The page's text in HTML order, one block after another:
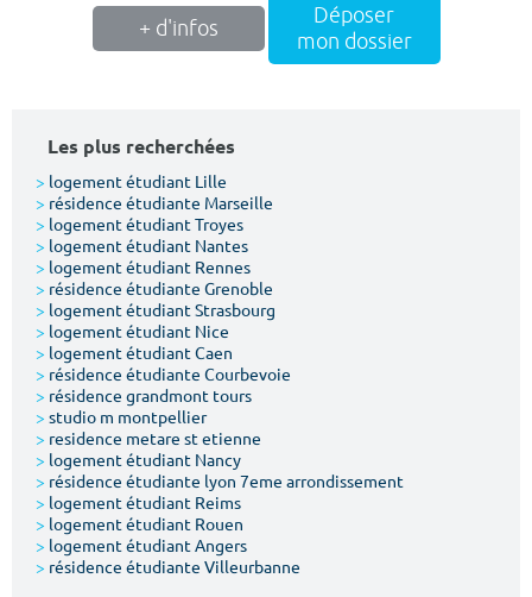
+ d'infos
Déposer
mon dossier
Les plus recherchées
> logement étudiant Lille
> résidence étudiante Marseille
> logement étudiant Troyes
> logement étudiant Nantes
> logement étudiant Rennes
> résidence étudiante Grenoble
> logement étudiant Strasbourg
> logement étudiant Nice
> logement étudiant Caen
> résidence étudiante Courbevoie
> résidence grandmont tours
> studio m montpellier
> residence metare st etienne
> logement étudiant Nancy
> résidence étudiante lyon 7eme arrondissement
> logement étudiant Reims
> logement étudiant Rouen
> logement étudiant Angers
> résidence étudiante Villeurbanne